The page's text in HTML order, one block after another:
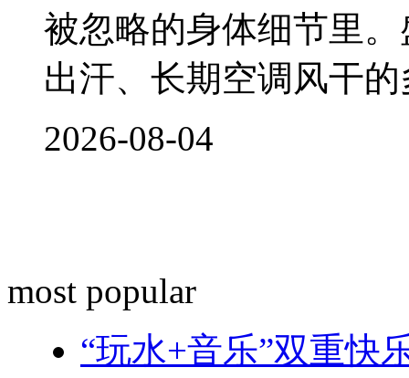
被忽略的身体细节里
出汗、长期空调风干
2026-08-04
most popular
“玩水+音乐”双重快